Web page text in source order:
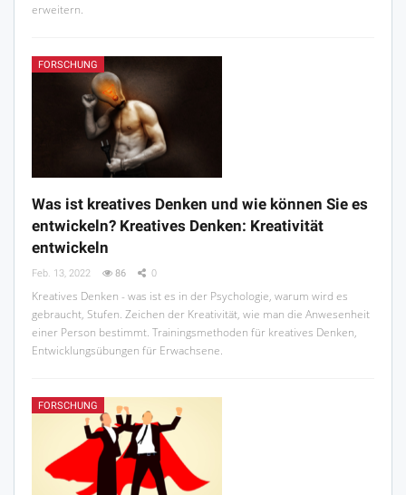
erweitern.
FORSCHUNG
Was ist kreatives Denken und wie können Sie es
entwickeln? Kreatives Denken: Kreativität
entwickeln
Feb. 13, 2022 86 0
Kreatives Denken - was ist es in der Psychologie, warum wird es
gebraucht, Stufen. Zeichen der Kreativität, wie man die Anwesenheit
einer Person bestimmt. Trainingsmethoden für kreatives Denken,
Entwicklungsübungen für Erwachsene.
FORSCHUNG